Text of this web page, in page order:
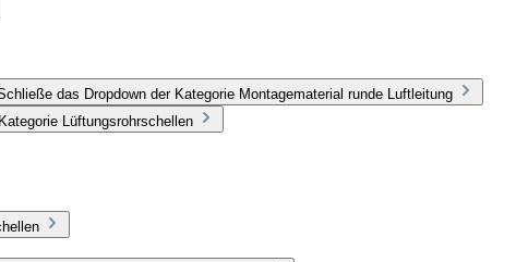
das Dropdown der Kategorie Montagematerial runde Luftleitung
Lüftungsrohrschellen